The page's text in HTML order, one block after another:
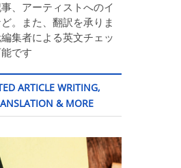
、アーティストへのイ
。また、翻訳を承りま
集者による英文チェッ
です
ARTICLE WRITING,
& MORE